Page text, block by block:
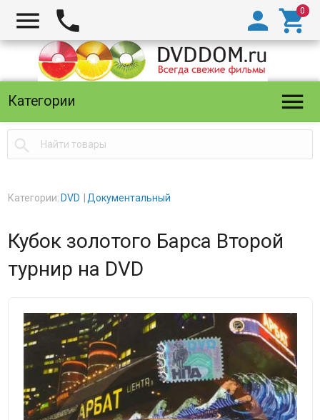
  

Категории 

Категории: DVD Документальный
Кубок золотого Барса Второй
турнир на DVD